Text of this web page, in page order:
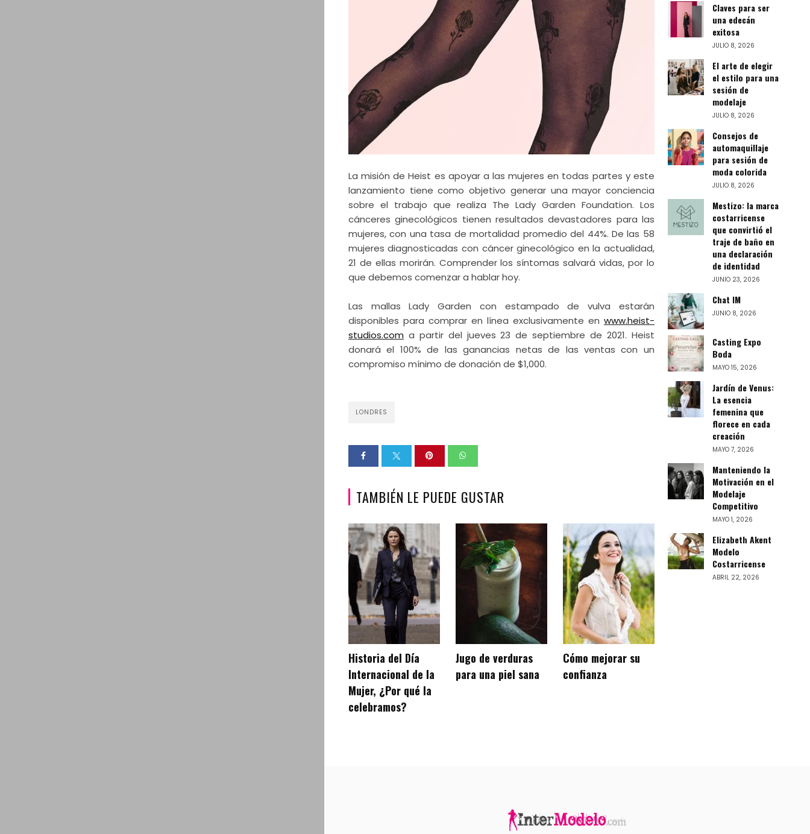
La misión de Heist es apoyar a las mujeres en todas partes y este
lanzamiento tiene como objetivo generar una mayor conciencia
sobre el trabajo que realiza The Lady Garden Foundation. Los
cánceres ginecológicos tienen resultados devastadores para las
mujeres, con una tasa de mortalidad promedio del 44%. De las 58
mujeres diagnosticadas con cáncer ginecológico en la actualidad,
21 de ellas morirán. Comprender los síntomas salvará vidas, por lo
que debemos comenzar a hablar hoy.
Las mallas Lady Garden con estampado de vulva estarán
disponibles para comprar en línea exclusivamente en www.heist-
studios.com a partir del jueves 23 de septiembre de 2021. Heist
donará el 100% de las ganancias netas de las ventas con un
compromiso mínimo de donación de $1,000.
LONDRES
TAMBIÉN LE PUEDE GUSTAR
Historia del Día
Internacional de la
Mujer, ¿Por qué la
celebramos?
Jugo de verduras
para una piel sana
Cómo mejorar su
confianza
Claves para ser
una edecán
exitosa
JULIO 8, 2026
El arte de elegir
el estilo para una
sesión de
modelaje
JULIO 8, 2026
Consejos de
automaquillaje
para sesión de
moda colorida
JULIO 8, 2026
Mestizo: la marca
costarricense
que convirtió el
traje de baño en
una declaración
de identidad
JUNIO 23, 2026
Chat IM
JUNIO 8, 2026
Casting Expo
Boda
MAYO 15, 2026
Jardín de Venus:
La esencia
femenina que
florece en cada
creación
MAYO 7, 2026
Manteniendo la
Motivación en el
Modelaje
Competitivo
MAYO 1, 2026
Elizabeth Akent
Modelo
Costarricense
ABRIL 22, 2026